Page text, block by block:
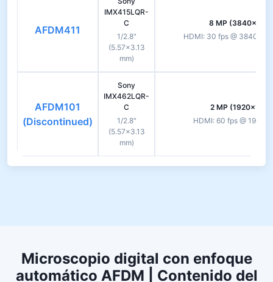
AFDM411
IMX415LQR-
C
1/2.8"
(5.57×3.13
mm)
8 MP
HDMI: 30 fps @
AFDM101
(Discontinued)
Sony
IMX462LQR-
C
1/2.8"
(5.57×3.13
mm)
2 MP
HDMI: 60 fps @
Microscopio digital con enfoque
automático AFDM | Contenido del